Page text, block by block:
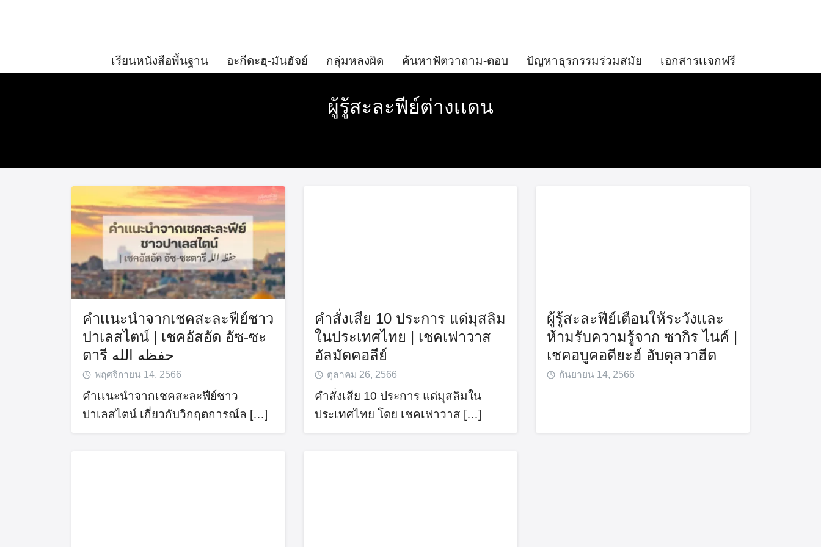
เรียนหนังสือพื้นฐาน
อะกีดะฮฺ-มันฮัจย์ กลุ่มหลงผิด ค้นหาฟัตวาถาม-ตอบ ปัญหาธุรกรรมร่วมสมัย เอกสารเเจกฟรี
Search
for:
ผู้รู้สะละฟีย์ต่างเเดน
คำเเนะนำจากเชคสะละฟีย์ชาว
ปาเลสไตน์ | เชคอัสอัด อัซ-ซะ
ตารี حفظه الله
พฤศจิกายน 14, 2566
คำเเนะนำจากเชคสะละฟีย์ชาว
ปาเลสไตน์ เกี่ยวกับวิกฤตการณ์ล […]
คำสั่งเสีย 10 ประการ แด่มุสลิม
ในประเทศไทย | เชคเฟาวาส
อัลมัดคอลีย์
ตุลาคม 26, 2566
คำสั่งเสีย 10 ประการ แด่มุสลิมใน
ประเทศไทย โดย เชคเฟาวาส […]
ผู้รู้สะละฟีย์เตือนให้ระวังเเละ
ห้ามรับความรู้จาก ซากิร ไนค์ |
เชคอบูคอดียะฮ์ อับดุลวาฮีด
กันยายน 14, 2566